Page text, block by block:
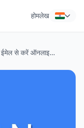
होमलेख
रेस्टोरेंट के QR मेन्यू ने ईमेल मांगा? टेम्परेरी ईमेल से करें ऑनलाइन प्राइवेसी का जुगाड़!